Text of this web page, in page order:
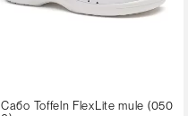
Сабо Toffeln FlexLite mule (050